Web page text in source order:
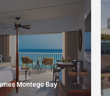
Montego Bay